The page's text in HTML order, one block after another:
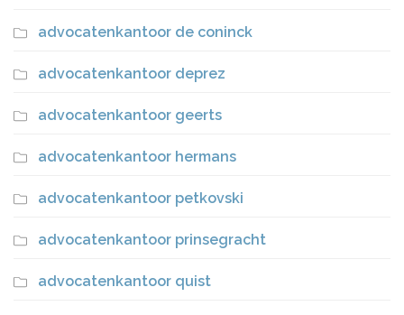
advocatenkantoor de coninck
advocatenkantoor deprez
advocatenkantoor geerts
advocatenkantoor hermans
advocatenkantoor petkovski
advocatenkantoor prinsegracht
advocatenkantoor quist